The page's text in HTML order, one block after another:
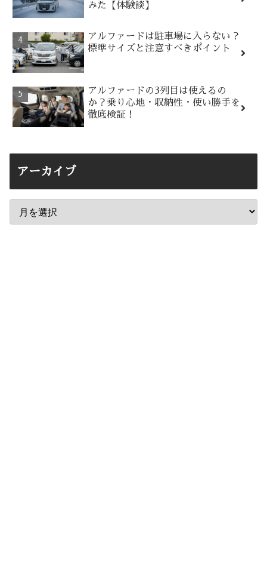
みた【体験談】
アルファードは駐車場に入らない？
標準サイズと注意すべきポイント
アルファードの3列目は使えるの
か？乗り心地・収納性・使い勝手を
徹底検証！
アーカイブ